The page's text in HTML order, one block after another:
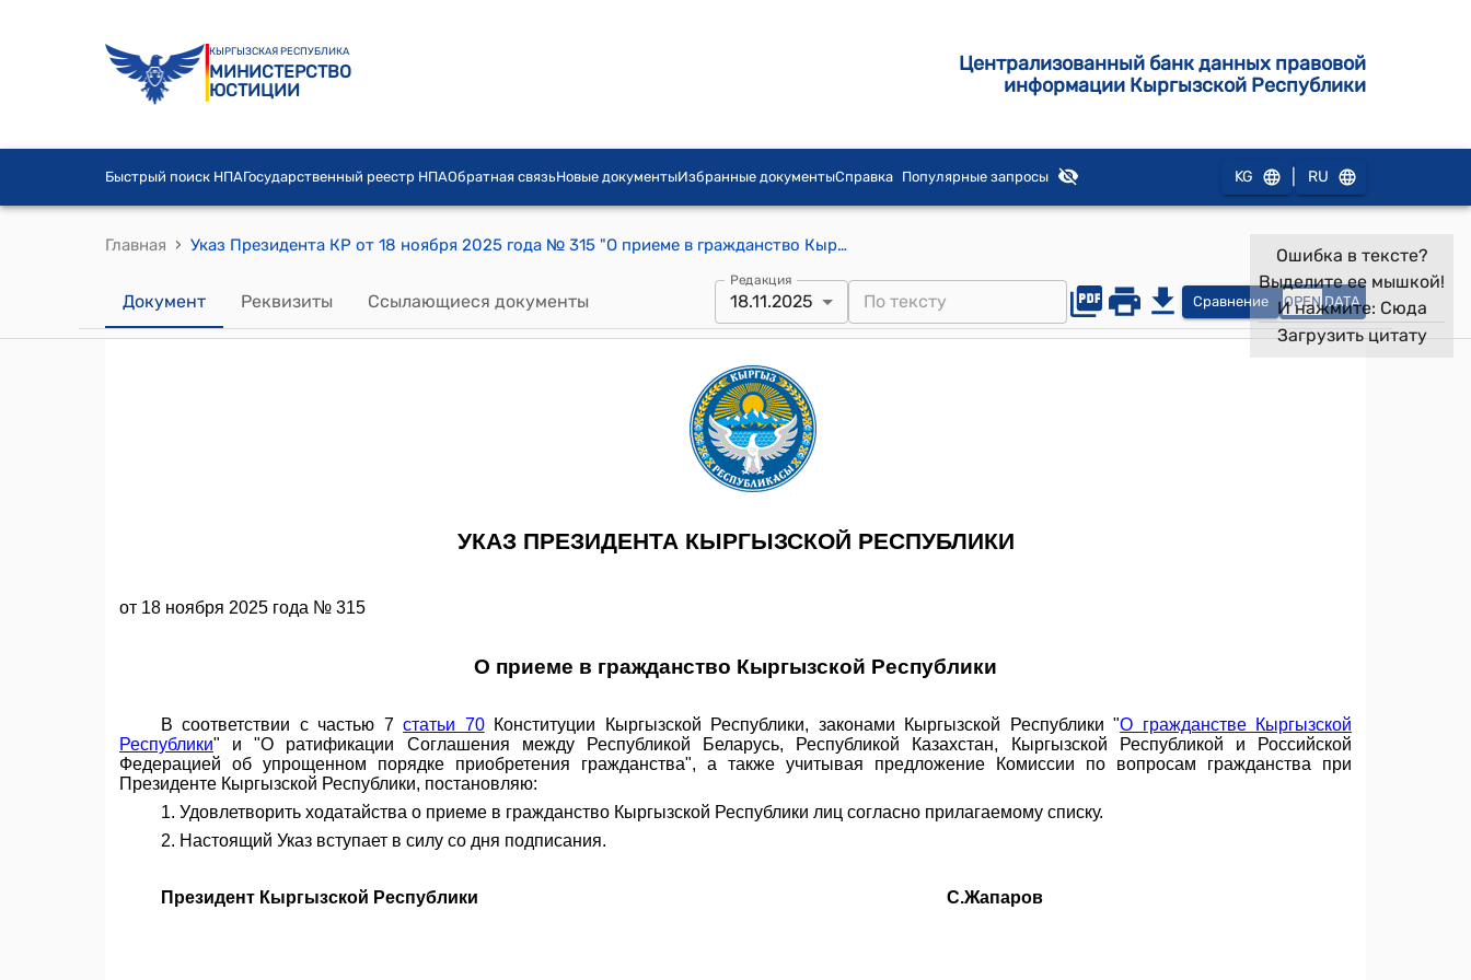
КЫРГЫЗСКАЯ РЕСПУБЛИКА
МИНИСТЕРСТВО
ЮСТИЦИИ
Централизованный банк данных правовой
информации Кыргызской Республики
Быстрый поиск НПАГосударственный реестр НПАОбратная связьНовые документыИзбранные документыСправка Популярные запросы KG RU
Главная › Указ Президента КР от 18 ноября 2025 года № 315 "О приеме в гражданство Кыргызской Республики"
Документ Реквизиты Ссылающиеся документы
Редакция
18.11.2025 Сравнение OPEN DATA
Ошибка в тексте?
Выделите ее мышкой!
И нажмите: Сюда
Загрузить цитату